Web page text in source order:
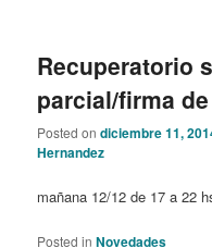
Recuperatorio
parcial/firma
Posted ondiciembre 11,
Hernandez
mañana 12/12 de 17 a 22
Posted in Novedades